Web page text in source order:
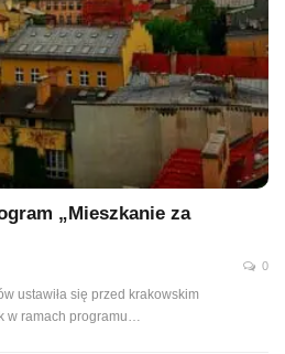
„Mieszkanie za
0
ustawiła się przed krakowskim
w ramach programu…